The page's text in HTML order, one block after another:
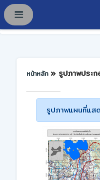
หน้าหลัก » รูปภาพประ
รูปภาพแผนที่แส